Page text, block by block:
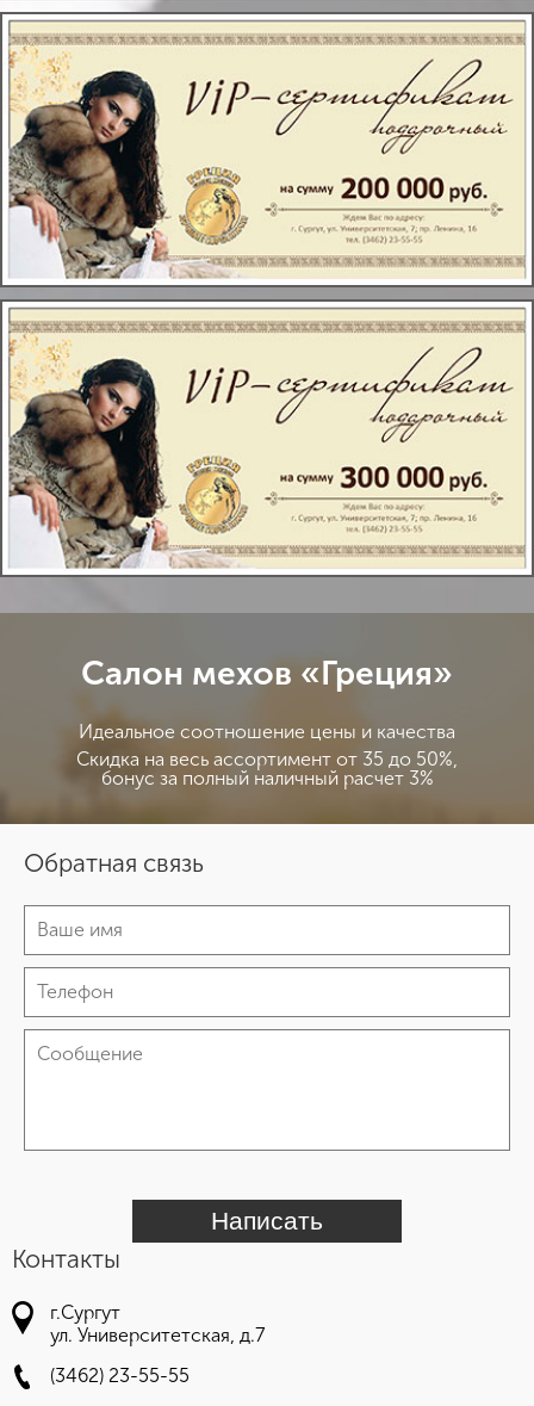
Салон мехов «Греция»
Идеальное соотношение цены и качества
Скидка на весь ассортимент от 35 до 50%,
бонус за полный наличный расчет 3%
Обратная связь
Написать
Контакты
г.Сургут
ул. Университетская, д.7
(3462) 23-55-55